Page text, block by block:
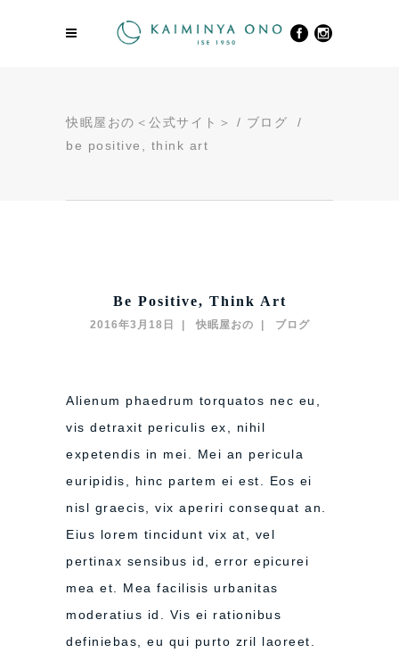
快眠屋おの＜公式サイト＞ / ブログ
/
be positive, think art
Be Positive, Think Art
2016年3月18日 快眠屋おの ブログ
Alienum phaedrum torquatos nec eu,
vis detraxit periculis ex, nihil
expetendis in mei. Mei an pericula
euripidis, hinc partem ei est. Eos ei
nisl graecis, vix aperiri consequat an.
Eius lorem tincidunt vix at, vel
pertinax sensibus id, error epicurei
mea et. Mea facilisis urbanitas
moderatius id. Vis ei rationibus
definiebas, eu qui purto zril laoreet.